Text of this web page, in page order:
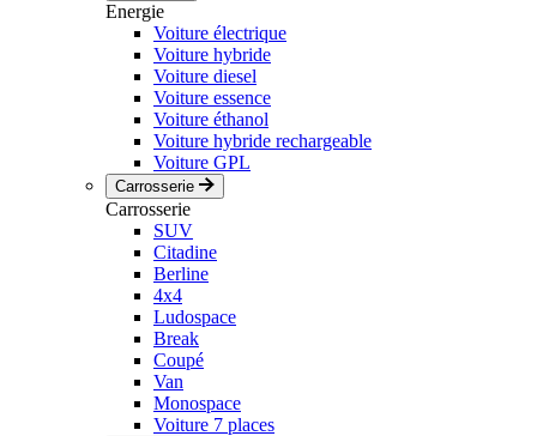
Energie
Voiture électrique
Voiture hybride
Voiture diesel
Voiture essence
Voiture éthanol
Voiture hybride rechargeable
Voiture GPL
Carrosserie
Carrosserie
SUV
Citadine
Berline
4x4
Ludospace
Break
Coupé
Van
Monospace
Voiture 7 places